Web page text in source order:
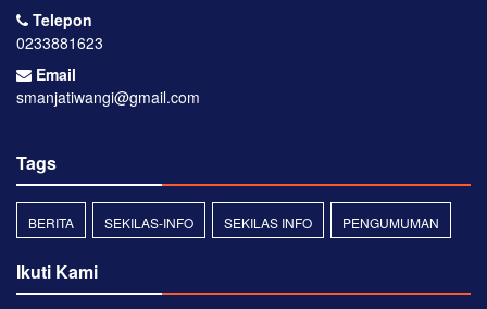
Telepon
0233881623
Email
smanjatiwangi@gmail.com
Tags
BERITA SEKILAS-INFO SEKILAS INFO PENGUMUMAN
Ikuti Kami